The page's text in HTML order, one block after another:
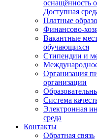
оснащённость
Доступная
Платные
Финансово-
Вакантные
обучающихся
Стипендии и
Организация
организации
Система
Электронная
среда
Контакты
Обратная связь